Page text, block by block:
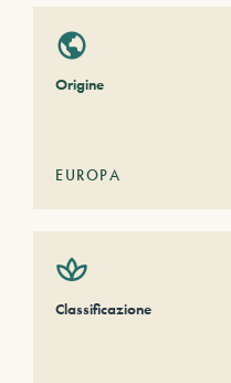
Origine
EUROPA
Classificazione